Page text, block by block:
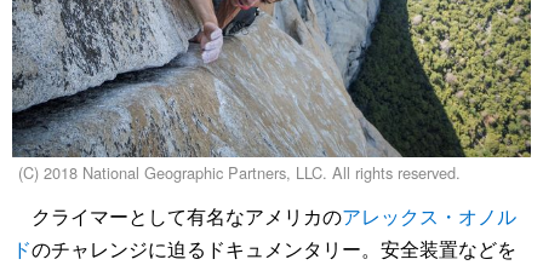
(C) 2018 National Geographic Partners, LLC. All rights reserved.
クライマーとして有名なアメリカのアレックス・オノル
ドのチャレンジに迫るドキュメンタリー。安全装置などを